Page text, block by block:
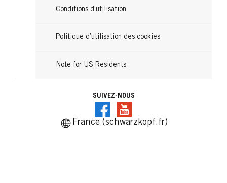
Conditions d'utilisation
Politique d’utilisation des cookies
Note for US Residents
SUIVEZ-NOUS
France (schwarzkopf.fr)